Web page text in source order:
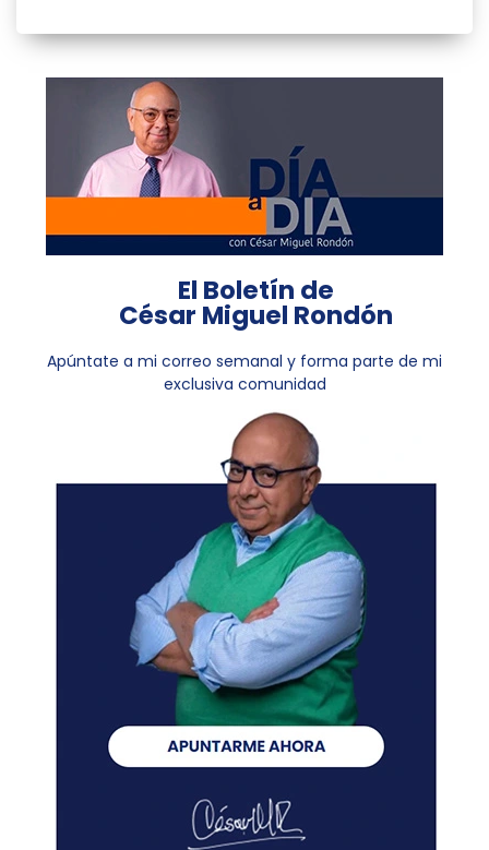
El Boletín de
César Miguel Rondón
Apúntate a mi correo semanal y forma parte de mi
exclusiva comunidad